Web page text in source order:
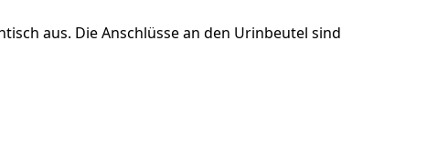
aus. Die Anschlüsse an den Urinbeutel sind